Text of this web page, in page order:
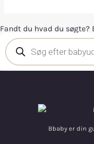
Fandt du hvad du søgte?
Bbaby er din